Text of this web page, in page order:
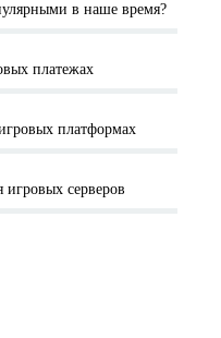
в наше время?
платежах
платформах
серверов